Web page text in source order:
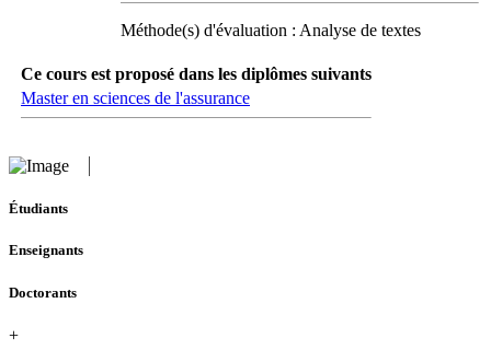
Méthode(s) d'évaluation : Analyse de textes
Ce cours est proposé dans les diplômes suivants
Master en sciences de l'assurance
Étudiants
Enseignants
Doctorants
+